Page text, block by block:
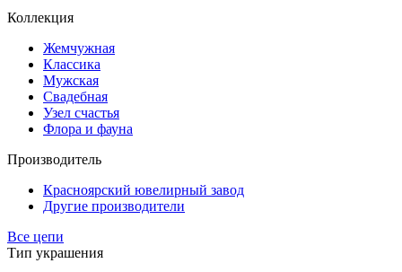
Коллекция
Жемчужная
Классика
Мужская
Свадебная
Узел счастья
Флора и фауна
Производитель
Красноярский ювелирный завод
Другие производители
Все цепи
Тип украшения